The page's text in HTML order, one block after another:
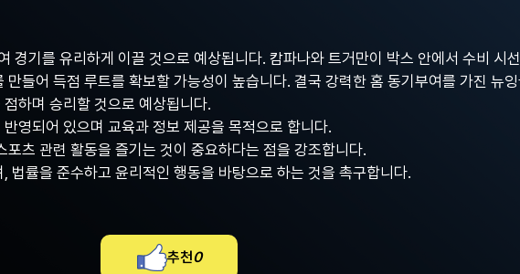
경기를 유리하게 이끌 것으로 예상됩니다. 캄파나와 트거만이 박스 안에서 수비 시
들어 득점 루트를 확보할 가능성이 높습니다. 결국 강력한 홈 동기부여를 가진 뉴
하며 승리할 것으로 예상됩니다.
영되어 있으며 교육과 정보 제공을 목적으로 합니다.
츠 관련 활동을 즐기는 것이 중요하다는 점을 강조합니다.
법률을 준수하고 윤리적인 행동을 바탕으로 하는 것을 촉구합니다.
추천0